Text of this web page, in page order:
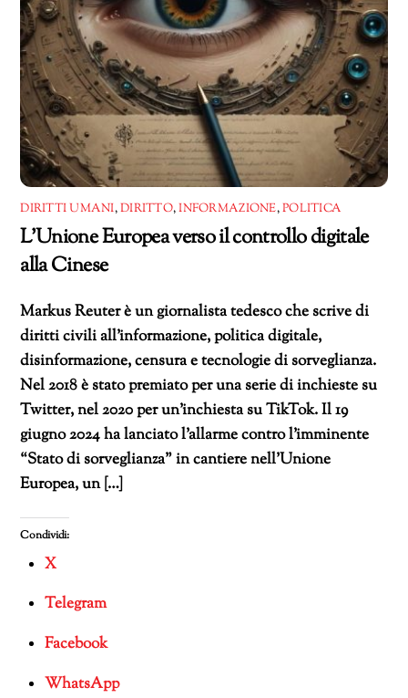
DIRITTI UMANI,DIRITTO,INFORMAZIONE,POLITICA
L’Unione Europea verso il controllo digitale
alla Cinese
Markus Reuter è un giornalista tedesco che scrive di
diritti civili all’informazione, politica digitale,
disinformazione, censura e tecnologie di sorveglianza.
Nel 2018 è stato premiato per una serie di inchieste su
Twitter, nel 2020 per un’inchiesta su TikTok. Il 19
giugno 2024 ha lanciato l’allarme contro l’imminente
“Stato di sorveglianza” in cantiere nell’Unione
Europea, un […]
Condividi:
X
Telegram
Facebook
WhatsApp